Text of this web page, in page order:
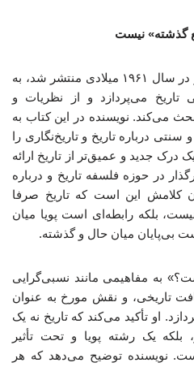
گذشته» نیست
کتاب «تاریخ چیست؟» اولین بار در سال ۱۹۶۱ میلادی منتشر شد، به
می‌پردازد و از نظریات و
می‌کند. نویسنده در این کتاب به
درباره تاریخ و تاریخ‌نگاری را
درک جدید و عمیق‌تر از تاریخ ارائه
در حوزه فلسفه تاریخ و درباره
کلامش این است که تاریخ صرفا
بلکه رابطه‌ای است پویا میان
بی‌پایان میان حال و گذشته.
به مفاهیمی مانند نسبی‌گرایی
تاریخی، و نقش مورخ به عنوان
او تأکید می‌کند که تاریخ نه یک
بلکه یک رشته پویا و تحت تأثیر
نویسنده توضیح می‌دهد که هر